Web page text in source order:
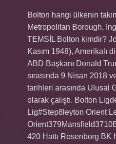
Bolton hangi ülkenin
Metropolitan Borough,
TEMSİL Bolton kimdir?
Kasım 1948), Amerikalı
ABD Başkanı Donald
sırasında 9 Nisan 2018
tarihleri ​​arasında Ulusal
olarak çalıştı. Bolton
Lig#Step8leyton Orient
420 Hattı Rosenborg BK